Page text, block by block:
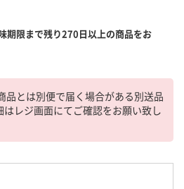
期限まで残り270日以上の商品をお
品とは別便で届く場合がある別送品
はレジ画面にてご確認をお願い致し